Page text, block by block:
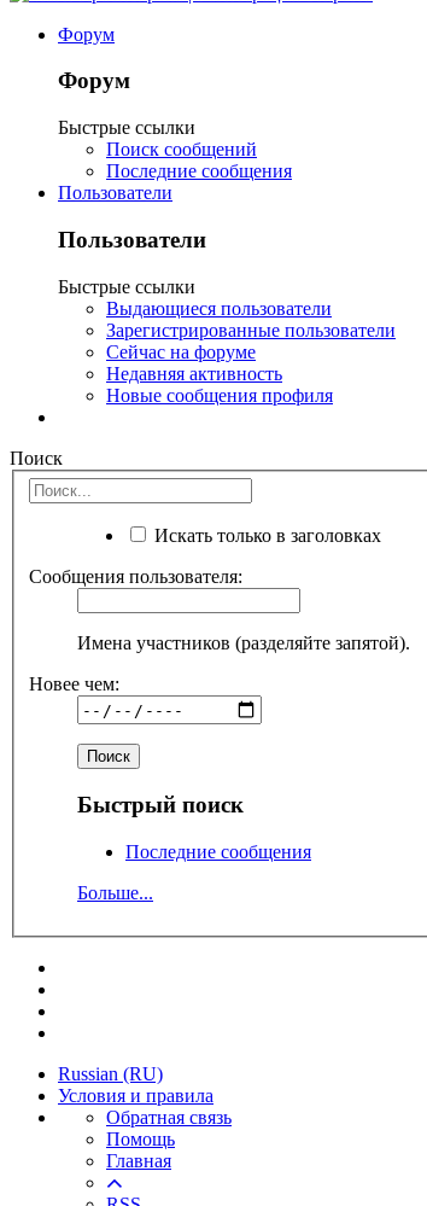
Форум
Форум
Быстрые ссылки
Поиск сообщений
Последние сообщения
Пользователи
Пользователи
Быстрые ссылки
Выдающиеся пользователи
Зарегистрированные пользователи
Сейчас на форуме
Недавняя активность
Новые сообщения профиля
Поиск
Искать только в заголовках
Сообщения пользователя:
Имена участников (разделяйте запятой).
Новее чем:
Быстрый поиск
Последние сообщения
Больше...
Russian (RU)
Условия и правила
Обратная связь
Помощь
Главная